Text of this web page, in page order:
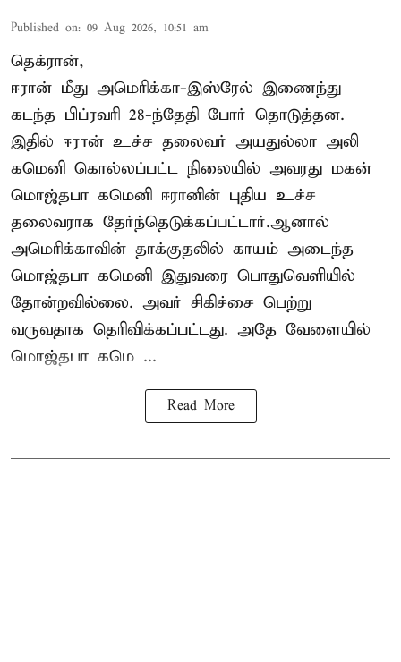
Published on: 09 Aug 2026, 10:51 am
தெக்ரான்,
ஈரான் மீது அமெரிக்கா-இஸ்ரேல் இணைந்து
கடந்த பிப்ரவரி 28-ந்தேதி போர் தொடுத்தன.
இதில் ஈரான் உச்ச தலைவர் அயதுல்லா அலி
கமெனி கொல்லப்பட்ட நிலையில் அவரது மகன்
மொஜ்தபா கமெனி ஈரானின் புதிய உச்ச
தலைவராக தேர்ந்தெடுக்கப்பட்டார்.ஆனால்
அமெரிக்காவின் தாக்குதலில் காயம் அடைந்த
மொஜ்தபா கமெனி இதுவரை பொதுவெளியில்
தோன்றவில்லை. அவர் சிகிச்சை பெற்று
வருவதாக தெரிவிக்கப்பட்டது. அதே வேளையில்
மொஜ்தபா கமெ ...
Read More